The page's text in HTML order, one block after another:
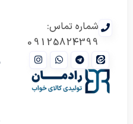
شماره تماس:
09125824399